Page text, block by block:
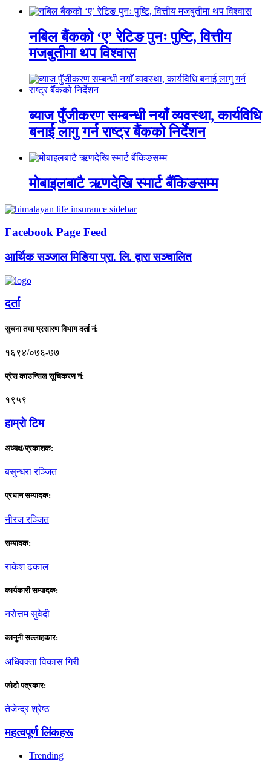
नबिल बैंकको ‘ए’ रेटिङ पुनः पुष्टि, वित्तीय
मजबुतीमा थप विश्वास
ब्याज पुँजीकरण सम्बन्धी नयाँ व्यवस्था, कार्यविधि
बनाई लागु गर्न राष्ट्र बैंकको निर्देशन
मोबाइलबाटै ऋणदेखि स्मार्ट बैंकिङसम्म
Facebook Page Feed
आर्थिक सञ्जाल मिडिया प्रा. लि. द्वारा सञ्चालित
दर्ता
सुचना तथा प्रसारण विभाग दर्ता नं:
१६९४/०७६-७७
प्रेस काउन्सिल सूचिकरण नं:
१९५९
हाम्राे टिम
अध्यक्ष/प्रकाशक:
बसुन्धरा रञ्जित
प्रधान सम्पादक:
नीरज रञ्जित
सम्पादक:
राकेश ढकाल
कार्यकारी सम्पादक:
नराेत्तम सुवेदी
कानुनी सल्लाहकार:
अधिवक्ता विकास गिरी
फाेटाे पत्रकार:
तेजेन्द्र श्रेष्ठ
महत्वपूर्ण लिंकहरू
Trending